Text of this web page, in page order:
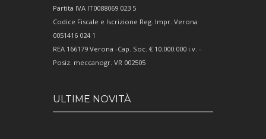
Partita IVA IT0088069 023 5
Codice Fiscale e Iscrizione Reg. Impr. Verona
0051416 024 1
REA 166179 Verona -Cap. Soc. € 10.000.000 i.v. -
Posiz. meccanogr. VR 002505
ULTIME NOVITÀ